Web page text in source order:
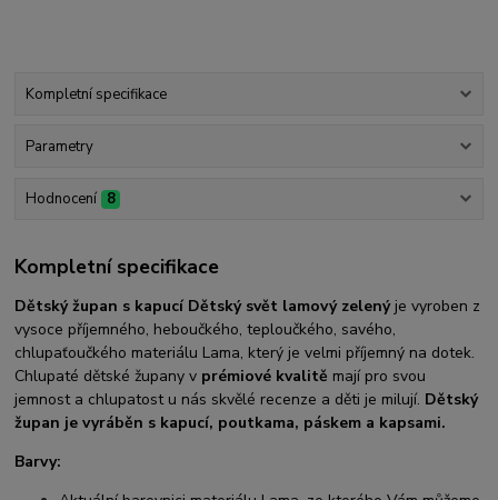
Kompletní specifikace
Parametry
Hodnocení 8
Kompletní specifikace
Dětský župan s kapucí Dětský svět lamový zelený je vyroben z
vysoce příjemného, heboučkého, teploučkého, savého,
chlupaťoučkého materiálu Lama, který je velmi příjemný na dotek.
Chlupaté dětské župany v prémiové kvalitě mají pro svou
jemnost a chlupatost u nás skvělé recenze a děti je milují. Dětský
župan je vyráběn s kapucí, poutkama, páskem a kapsami.
Barvy: